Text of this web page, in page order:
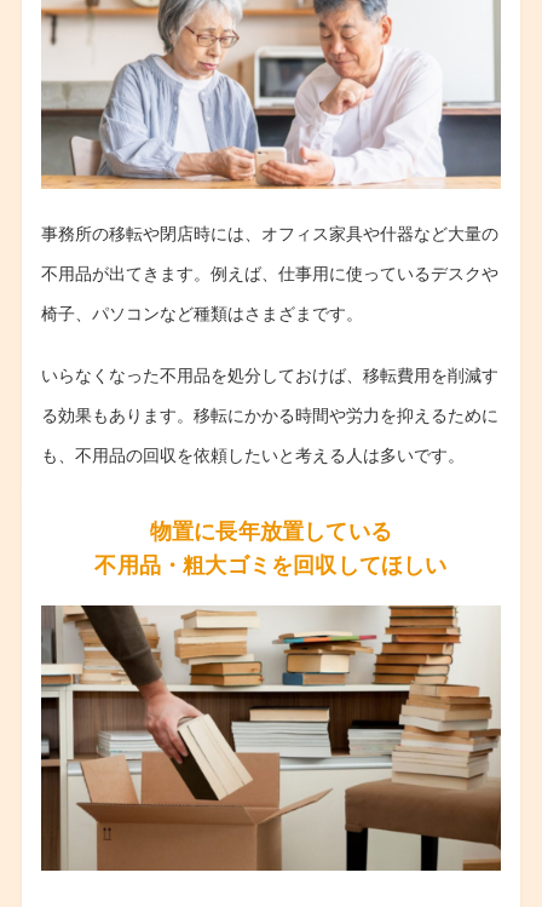
事務所の移転や閉店時には、オフィス家具や什器など大量の
不用品が出てきます。例えば、仕事用に使っているデスクや
椅子、パソコンなど種類はさまざまです。
いらなくなった不用品を処分しておけば、移転費用を削減す
る効果もあります。移転にかかる時間や労力を抑えるために
も、不用品の回収を依頼したいと考える人は多いです。
物置に長年放置している
不用品・粗大ゴミを回収してほしい